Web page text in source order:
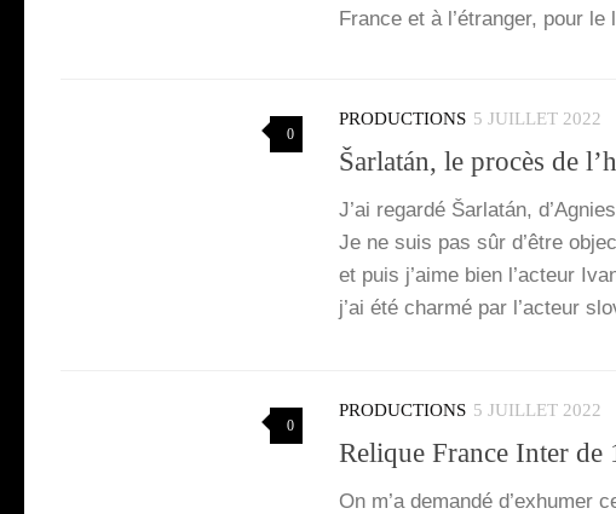
France et à l’é­tran­ger, pour
0
PRODUCTIONS 5 JUILLET 2022
Šarlatán, le procès de
J’ai regar­dé Šar­latán,
Je ne suis pas sûr d’être
et puis j’aime bien l’ac­teur
j’ai été char­mé par l’ac­teur
0
PRODUCTIONS 5 JUILLET 2022
Relique France Inter de
On m’a deman­dé d’ex­hu­mer